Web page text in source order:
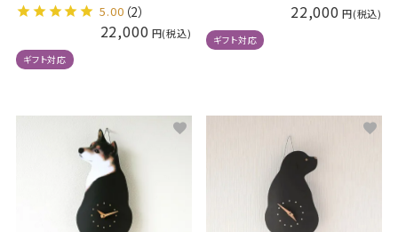
5.00 （2）
22,000
ギフト対応
22,000
ギフト対応